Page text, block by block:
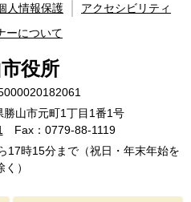
人情報保護
アクセシビリティ
ーについて
役所
山市元町1丁目1番1号
Fax：0779-88-1119
時15分まで（祝日・年末年始を
く）